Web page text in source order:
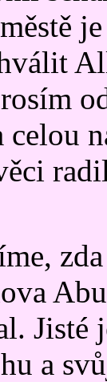
Jisté
a